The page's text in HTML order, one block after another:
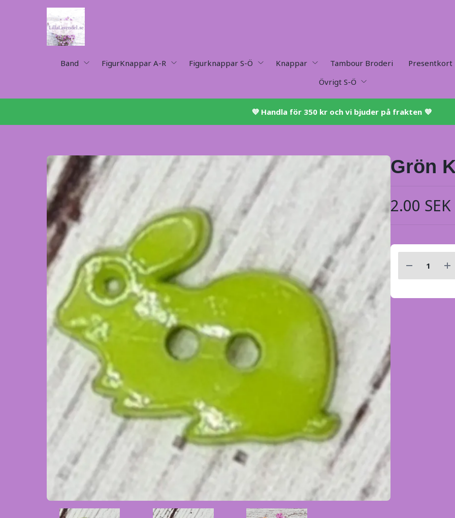
Band FigurKnappar A-R Figurknappar S-Ö Knappar Tambour Broderi
Presentkort
Övrigt S-Ö
💜 ​Handla för 350 kr och vi bjuder på frakten 💜​
Grön
2.00 SEK